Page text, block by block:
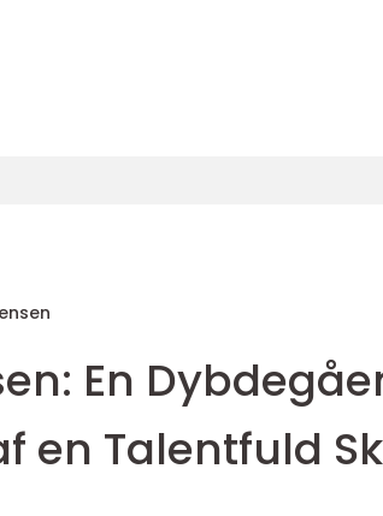
En
en Talentfuld